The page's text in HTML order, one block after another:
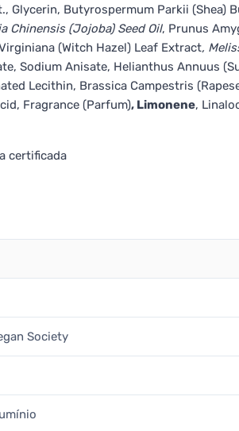
Glycerin, Butyrospermum Parkii (Shea)
Chinensis (Jojoba) Seed Oil, Prunus
(Witch Hazel) Leaf Extract,
Sodium Anisate, Helianthus Annuus
Lecithin, Brassica Campestris
Fragrance (Parfum), Limonene,
certificada
Society